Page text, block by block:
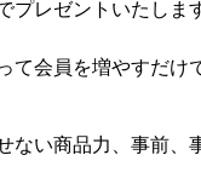
レゼントいたします
て会員を増やすだ
ない商品力、事前